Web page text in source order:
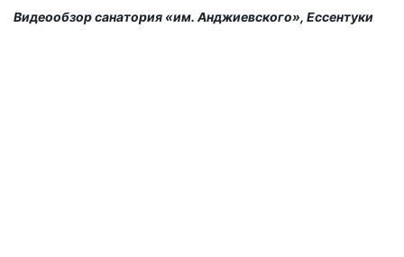
Видеообзор санатория «им. Анджиевского», Ессентуки